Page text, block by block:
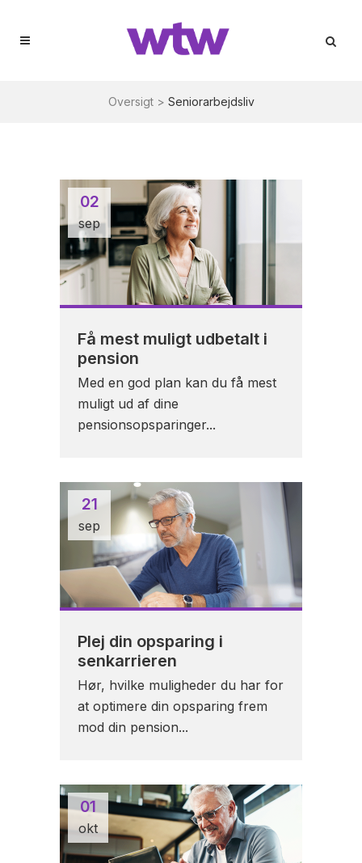
Oversigt> Seniorarbejdsliv
02
sep
Få mest muligt udbetalt i
pension
Med en god plan kan du få mest
muligt ud af dine
pensionsopsparinger...
21
sep
Plej din opsparing i
senkarrieren
Hør, hvilke muligheder du har for
at optimere din opsparing frem
mod din pension...
01
okt